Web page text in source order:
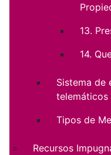
13.
14.
Sistema de
telemáticos
Tipos de
Recursos